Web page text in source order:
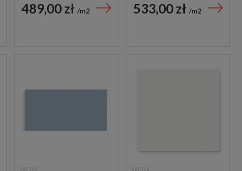
489,00 zł m2 533,00 zł m2